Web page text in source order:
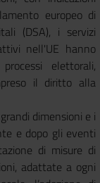
europeo di
(DSA), i servizi
nell'UE hanno
elettorali,
il diritto alla
dimensioni e i
e dopo gli eventi
di misure di
adattate a ogni